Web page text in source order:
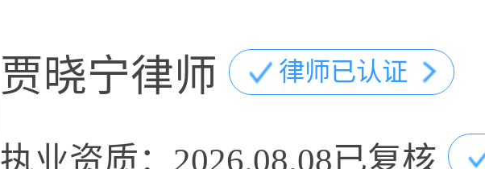
贾晓宁律师 律师已认证
执业资质： 2026.08.08已复核